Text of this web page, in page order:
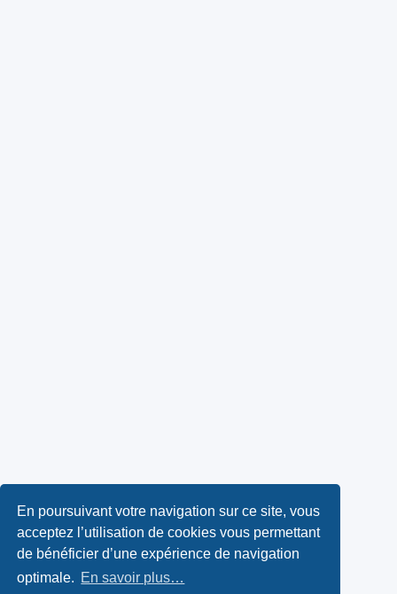
En poursuivant votre navigation sur ce site, vous
acceptez l’utilisation de cookies vous permettant
de bénéficier d’une expérience de navigation
optimale. En savoir plus…